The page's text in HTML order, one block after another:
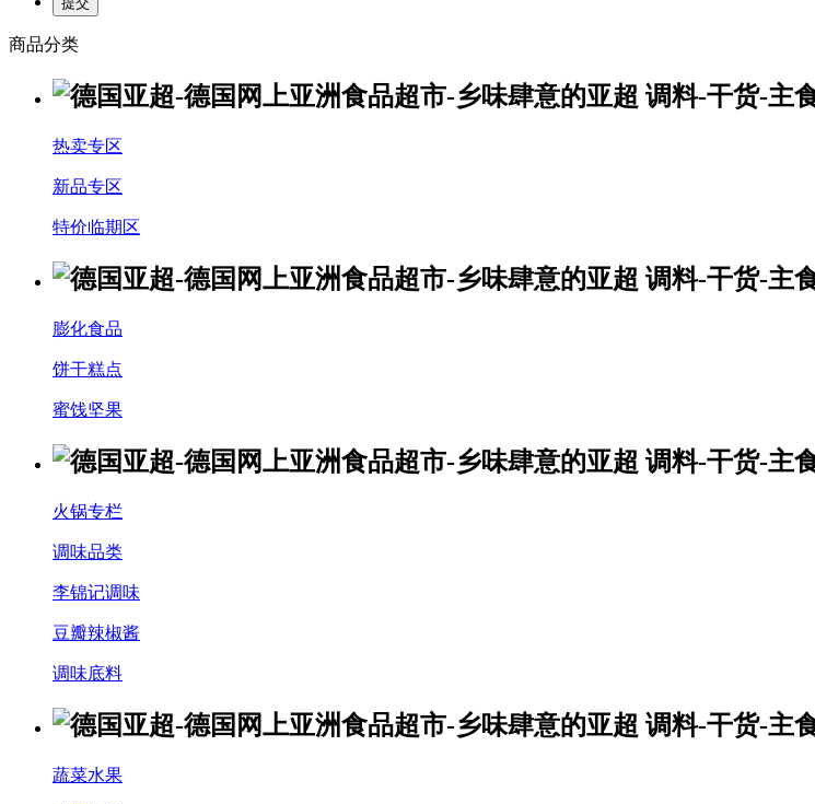
商品分类
热卖专区
新品专区
特价临期区
膨化食品
饼干糕点
蜜饯坚果
火锅专栏
调味品类
李锦记调味
豆瓣辣椒酱
调味底料
蔬菜水果